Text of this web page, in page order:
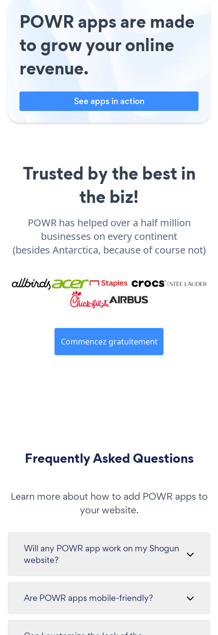
POWR apps are made
to grow your online
revenue.
See apps in action
Trusted by the best in
the biz!
POWR has helped over a half million
businesses on every continent
(besides Antarctica, because of course not)
Commencez gratuitement
Frequently Asked Questions
Learn more about how to add POWR apps to
your website.
Will any POWR app work on my Shogun
website?
Are POWR apps mobile-friendly?